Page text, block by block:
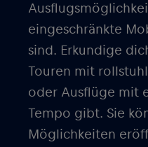
eingeschränkte
sind. Erkundige
Touren mit
oder Ausflüge mit
Tempo gibt. Sie
Möglichkeiten